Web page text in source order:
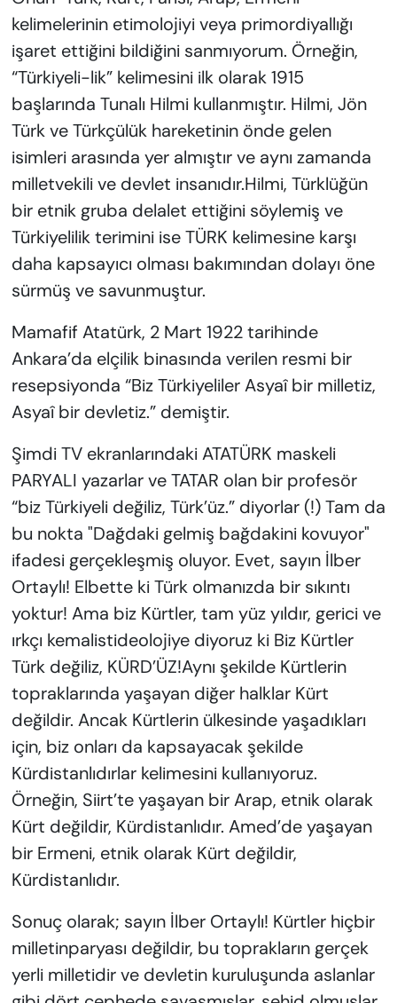
kelimelerinin etimolojiyi veya primordiyallığı
işaret ettiğini bildiğini sanmıyorum. Örneğin,
“Türkiyeli-lik” kelimesini ilk olarak 1915
başlarında Tunalı Hilmi kullanmıştır. Hilmi, Jön
Türk ve Türkçülük hareketinin önde gelen
isimleri arasında yer almıştır ve aynı zamanda
milletvekili ve devlet insanıdır.Hilmi, Türklüğün
bir etnik gruba delalet ettiğini söylemiş ve
Türkiyelilik terimini ise TÜRK kelimesine karşı
daha kapsayıcı olması bakımından dolayı öne
sürmüş ve savunmuştur.
Mamafif Atatürk, 2 Mart 1922 tarihinde
Ankara’da elçilik binasında verilen resmi bir
resepsiyonda “Biz Türkiyeliler Asyaî bir milletiz,
Asyaî bir devletiz.” demiştir.
Şimdi TV ekranlarındaki ATATÜRK maskeli
PARYALI yazarlar ve TATAR olan bir profesör
“biz Türkiyeli değiliz, Türk’üz.” diyorlar (!) Tam da
bu nokta "Dağdaki gelmiş bağdakini kovuyor"
ifadesi gerçekleşmiş oluyor. Evet, sayın İlber
Ortaylı! Elbette ki Türk olmanızda bir sıkıntı
yoktur! Ama biz Kürtler, tam yüz yıldır, gerici ve
ırkçı kemalistideolojiye diyoruz ki Biz Kürtler
Türk değiliz, KÜRD’ÜZ!Aynı şekilde Kürtlerin
topraklarında yaşayan diğer halklar Kürt
değildir. Ancak Kürtlerin ülkesinde yaşadıkları
için, biz onları da kapsayacak şekilde
Kürdistanlıdırlar kelimesini kullanıyoruz.
Örneğin, Siirt’te yaşayan bir Arap, etnik olarak
Kürt değildir, Kürdistanlıdır. Amed’de yaşayan
bir Ermeni, etnik olarak Kürt değildir,
Kürdistanlıdır.
Sonuç olarak; sayın İlber Ortaylı! Kürtler hiçbir
milletinparyası değildir, bu toprakların gerçek
yerli milletidir ve devletin kuruluşunda aslanlar